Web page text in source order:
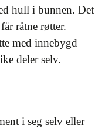
hull i bunnen. Det
råtne røtter.
med innebygd
deler selv.
i seg selv eller